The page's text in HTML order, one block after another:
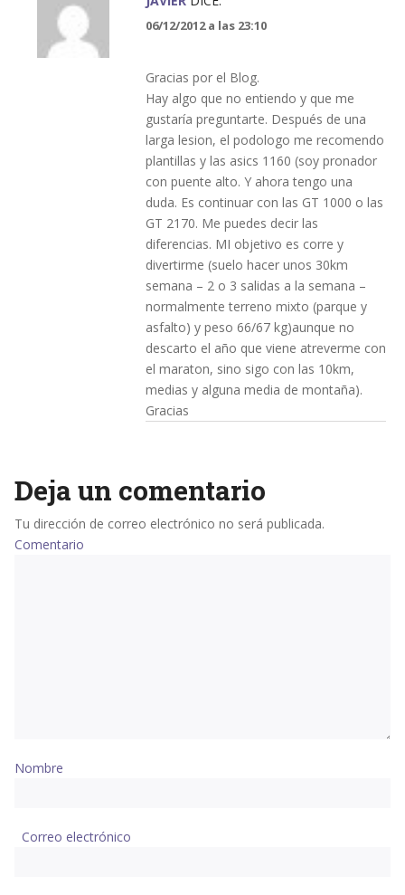
06/12/2012 a las 23:10
Gracias por el Blog.
Hay algo que no entiendo y que me
gustaría preguntarte. Después de una
larga lesion, el podologo me recomendo
plantillas y las asics 1160 (soy pronador
con puente alto. Y ahora tengo una
duda. Es continuar con las GT 1000 o las
GT 2170. Me puedes decir las
diferencias. MI objetivo es corre y
divertirme (suelo hacer unos 30km
semana – 2 o 3 salidas a la semana –
normalmente terreno mixto (parque y
asfalto) y peso 66/67 kg)aunque no
descarto el año que viene atreverme con
el maraton, sino sigo con las 10km,
medias y alguna media de montaña).
Gracias
Deja un comentario
Tu dirección de correo electrónico no será publicada.
Comentario
Nombre
Correo electrónico